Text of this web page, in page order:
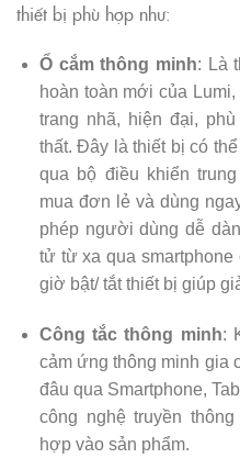
thiết bị phù hợp như:
Ổ cắm thông minh: Là
hoàn toàn mới của
trang nhã, hiện đại,
thất. Đây là thiết bị có
qua bộ điều khiển
mua đơn lẻ và dùng
phép người dùng dễ
tử từ xa qua smartphone
giờ bật/ tắt thiết bị giúp
Công tắc thông minh:
cảm ứng thông minh gia
đâu qua Smartphone,
công nghệ truyền
hợp vào sản phẩm.